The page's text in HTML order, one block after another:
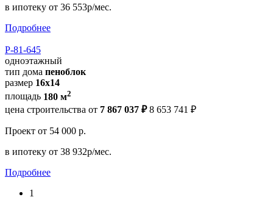
в ипотеку от 36 553р/мес.
Подробнее
Р-81-645
одноэтажный
тип дома пеноблок
размер 16x14
площадь 180 м2
цена строительства от 7 867 037 ₽ 8 653 741 ₽
Проект от 54 000 р.
в ипотеку от 38 932р/мес.
Подробнее
1